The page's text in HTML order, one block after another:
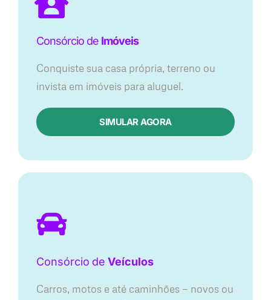
Consórcio de Imóveis
Conquiste sua casa própria, terreno ou
invista em imóveis para aluguel.
SIMULAR AGORA​
Consórcio de Veículos
Carros, motos e até caminhões — novos ou